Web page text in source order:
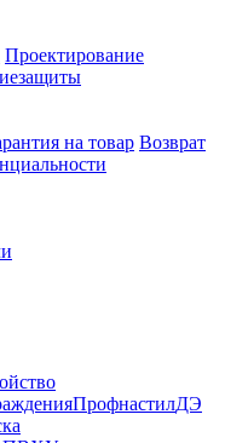
Проектирование
на товар Возврат
ПрофнастилДЭ